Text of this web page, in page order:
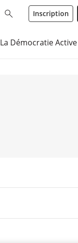
Inscription
La Démocratie Active